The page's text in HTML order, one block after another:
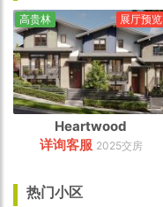
Heartwood
详询客服 2025交房
高贵林 展厅预览
热门小区